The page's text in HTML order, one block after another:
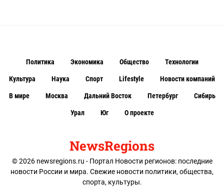
NewsRegions
© 2026 newsregions.ru - Портал Новости регионов: последние
новости России и мира. Свежие новости политики, общества,
спорта, культуры.
Политика Экономика Общество Технологии
Культура Наука Спорт Lifestyle Новости компаний
В мире Москва Дальний Восток Петербург Сибирь
Урал Юг О проекте